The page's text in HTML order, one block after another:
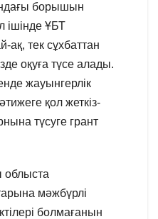
борышын
ішінде ҰБТ
ақ, тек сұхбаттан
оқуға түсе алады.
жауынгерлік
қол жеткіз-
түсуге грант
мәжбүрлі
болмағанын